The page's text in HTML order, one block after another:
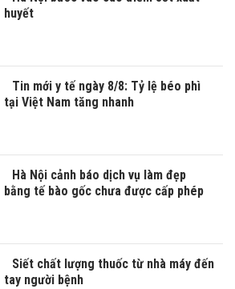
huyết
Tin mới y tế ngày 8/8: Tỷ lệ béo phì
tại Việt Nam tăng nhanh
Hà Nội cảnh báo dịch vụ làm đẹp
bằng tế bào gốc chưa được cấp phép
Siết chất lượng thuốc từ nhà máy đến
tay người bệnh